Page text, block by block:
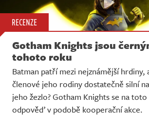
RECENZE
Gotham Knights jsou
tohoto roku
Batman patří mezi nejznámější hrdiny,
členové jeho rodiny dostatečně silní
jeho žezlo? Gotham Knights se na
odpověď v podobě kooperační akce.